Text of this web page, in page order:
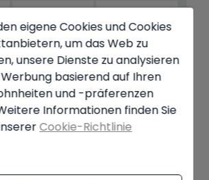
BEARBEITUNG
eigene Cookies und Cookies
um das Web zu
unsere Dienste zu analysieren
basierend auf Ihren
und -präferenzen
Informationen finden Sie
Cookie-Richtlinie